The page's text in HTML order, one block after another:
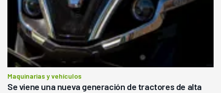
Maquinarias y vehículos
Se viene una nueva generación de tractores de alta